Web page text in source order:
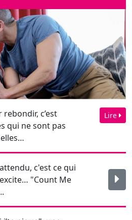
c’est
qui ne sont pas
Lire
c'est ce qui
"Count Me
j’te nique", une
de